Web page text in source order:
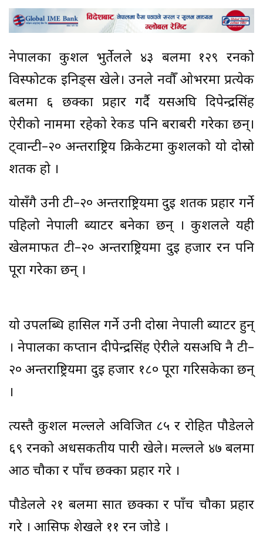
नेपालका कुशल भुर्तेलले ४३ बलमा १२९ रनको
विस्फोटक इनिङ्स खेले। उनले नवौँ ओभरमा प्रत्येक
बलमा ६ छक्का प्रहार गर्दै यसअघि दिपेन्द्रसिंह
ऐरीको नाममा रहेको रेकर्ड पनि बराबरी गरेका छन्।
ट्वान्टी–२० अन्तर्राष्ट्रिय क्रिकेटमा कुशलको यो दोस्रो
शतक हो ।
योसँगै उनी टी–२० अन्तर्राष्ट्रियमा दुई शतक प्रहार गर्ने
पहिलो नेपाली ब्याटर बनेका छन् । कुशलले यही
खेलमार्फत टी–२० अन्तर्राष्ट्रियमा दुई हजार रन पनि
पूरा गरेका छन् ।
यो उपलब्धि हासिल गर्ने उनी दोस्रा नेपाली ब्याटर हुन्
। नेपालका कप्तान दीपेन्द्रसिंह ऐरीले यसअघि नै टी–
२० अन्तर्राष्ट्रियमा दुई हजार १८० पूरा गरिसकेका छन्
।
त्यस्तै कुशल मल्लले अविजित ८५ र रोहित पौडेलले
६९ रनको अर्धसकतीय पारी खेले। मल्लले ४७ बलमा
आठ चौका र पाँच छक्का प्रहार गरे ।
पौडेलले २१ बलमा सात छक्का र पाँच चौका प्रहार
गरे । आसिफ शेखले ११ रन जोडे ।